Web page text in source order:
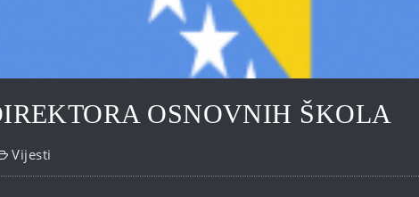
OSNOVNIH ŠKOLA
Vijesti